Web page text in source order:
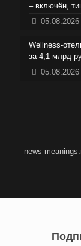
– включён,
05.08.2026
Wellness-
за 4,1 млрд
05.08.2026
news-